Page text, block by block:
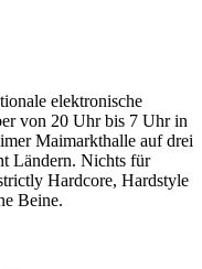
elektronische
von 20 Uhr bis 7 Uhr in
Maimarkthalle auf drei
Ländern. Nichts für
Hardcore, Hardstyle
Beine.